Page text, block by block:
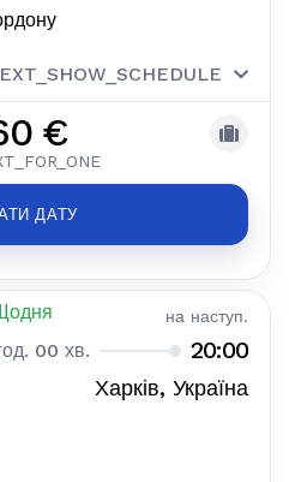
€
ДАТУ
на наступ.
00 хв. 20:00
Харків, Україна